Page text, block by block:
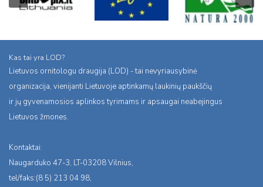
Kas tai yra LOD?
Lietuvos ornitologu draugija (LOD) - tai nevyriausybinė
organizacija, vienijanti Lietuvoje aptinkamų laukinių paukščių
ir jų gyvenamosios aplinkos tyrimams ir apsaugai neabejingus
Lietuvos žmones.
Kontaktai:
Naugarduko 47-3, LT-03208 Vilnius,
tel/faks:(8 5) 213 04 98,